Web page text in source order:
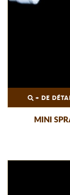
+ DE
MINI